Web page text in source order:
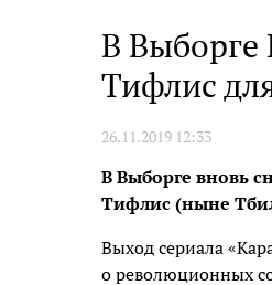
В
Тифлис
26.11.2019 12:33
В Выборге вновь
Тифлис (ныне
Выход сериала
о революционных